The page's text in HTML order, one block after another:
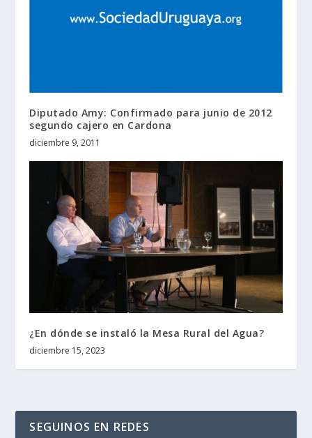
Diputado Amy: Confirmado para junio de 2012
segundo cajero en Cardona
diciembre 9, 2011
¿En dónde se instaló la Mesa Rural del Agua?
diciembre 15, 2023
SEGUINOS EN REDES